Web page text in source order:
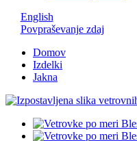
English
Povpraševanje zdaj
Domov
Izdelki
Jakna